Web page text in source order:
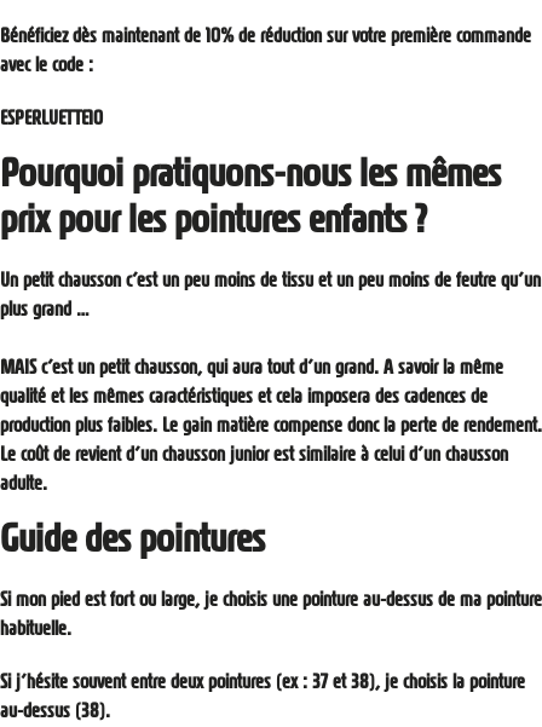
Bénéficiez dès maintenant de 10% de réduction sur votre première commande
avec le code :
ESPERLUETTE10
Pourquoi pratiquons-nous les mêmes
prix pour les pointures enfants ?
Un petit chausson c’est un peu moins de tissu et un peu moins de feutre qu’un
plus grand …
MAIS c’est un petit chausson, qui aura tout d’un grand. A savoir la même
qualité et les mêmes caractéristiques et cela imposera des cadences de
production plus faibles. Le gain matière compense donc la perte de rendement.
Le coût de revient d’un chausson junior est similaire à celui d’un chausson
adulte.
Guide des pointures
Si mon pied est fort ou large, je choisis une pointure au-dessus de ma pointure
habituelle.
Si j’hésite souvent entre deux pointures (ex : 37 et 38), je choisis la pointure
au-dessus (38).